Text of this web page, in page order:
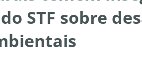
STF sobre